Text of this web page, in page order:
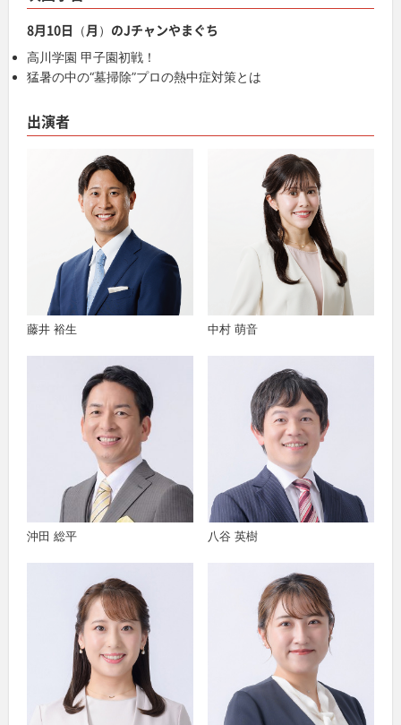
8月10日（月）のJチャンやまぐち
高川学園 甲子園初戦！
猛暑の中の“墓掃除”プロの熱中症対策とは
出演者
藤井 裕生 中村 萌音
沖田 総平 八谷 英樹